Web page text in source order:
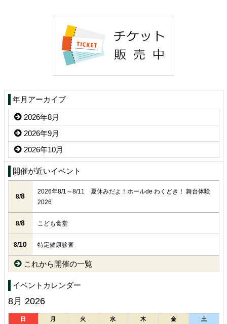
年月アーカイブ
2026年8月
2026年9月
2026年10月
開催が近いイベント
8/8
2026年8/1～8/11 夏休みだよ！ホールde わくどき！ 舞台体験
2026
8/8 こども食堂
8/10 特定健康診査
これから開催の一覧
イベントカレンダー
8月 2026
日 月 火 水 木 金
土